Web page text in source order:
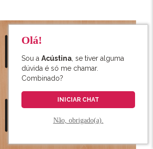
Olá!
Sou a Acústina , se tiver alguma
dúvida é só me chamar.
Combinado?
INICIAR CHAT
Não, obrigado(a).